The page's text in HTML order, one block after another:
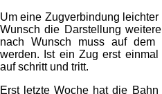
Um eine Zugverbindung
Wunsch die Darstellung
nach Wunsch muss auf dem
werden. Ist ein Zug erst
auf schritt und tritt.
Erst letzte Woche hat die